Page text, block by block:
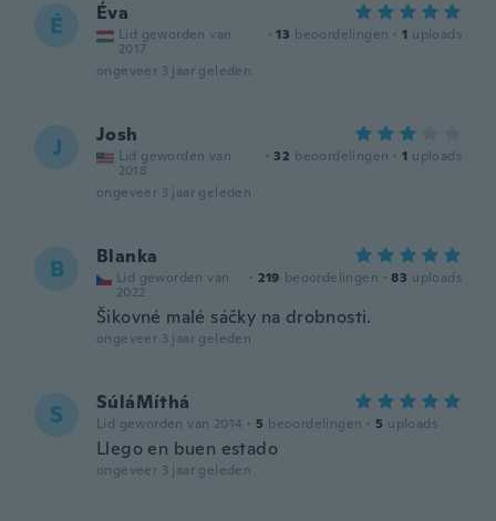
É Éva
Lid geworden van
2017
· 13 beoordelingen · 1 uploads
ongeveer 3 jaar geleden
J Josh
Lid geworden van
2018
· 32 beoordelingen · 1 uploads
ongeveer 3 jaar geleden
B Blanka
Lid geworden van
2022
· 219 beoordelingen · 83 uploads
Šikovné malé sáčky na drobnosti.
ongeveer 3 jaar geleden
S SúláMíthá
Lid geworden van 2014 · 5 beoordelingen · 5 uploads
Llego en buen estado
ongeveer 3 jaar geleden